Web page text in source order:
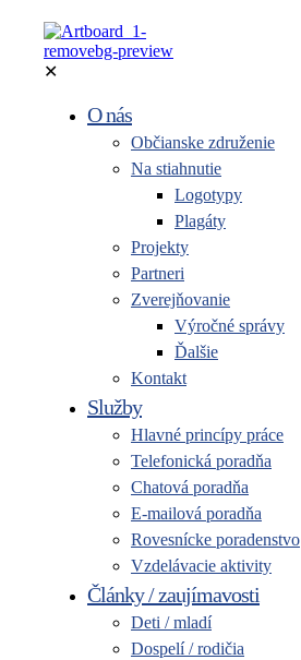
✕
O nás
Občianske združenie
Na stiahnutie
Logotypy
Plagáty
Projekty
Partneri
Zverejňovanie
Výročné správy
Ďalšie
Kontakt
Služby
Hlavné princípy práce
Telefonická poradňa
Chatová poradňa
E-mailová poradňa
Rovesnícke poradenstvo
Vzdelávacie aktivity
Články / zaujímavosti
Deti / mladí
Dospelí / rodičia